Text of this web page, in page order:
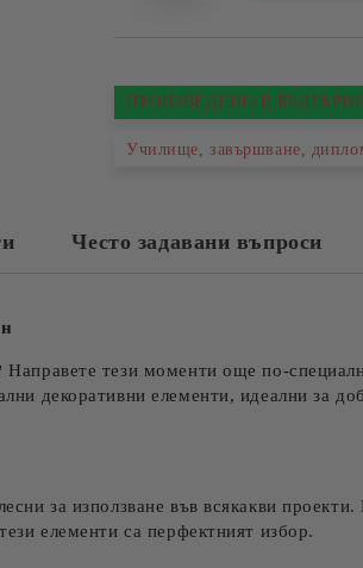
ПРОИЗВЕДЕНО В
Училище, завършване,
Често задавани въпроси
тези моменти още по-
декоративни елементи, идеални за
за използване във всякакви
елементи са перфектният избор.